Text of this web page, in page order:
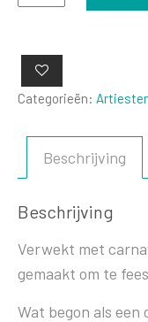
Los
Categorieën:
Beschrijving
Beschrijving
Verwekt met
gemaakt om te
Wat begon als